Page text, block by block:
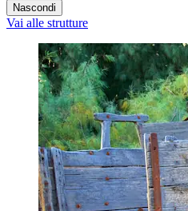
Nascondi
Vai alle strutture